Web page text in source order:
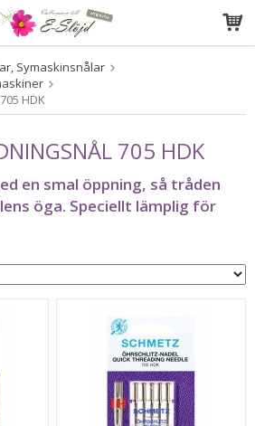
har blivit tillagd i varukorgen
Symaskinsnålar
HDK
705 HDK
en smal öppning, så tråden
öga. Speciellt lämplig för